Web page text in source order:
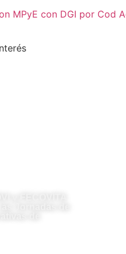
MPyE con DGI por Cod